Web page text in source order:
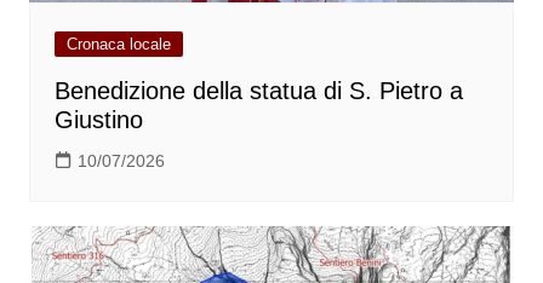
Cronaca locale
Benedizione della statua di S. Pietro a
Giustino
10/07/2026